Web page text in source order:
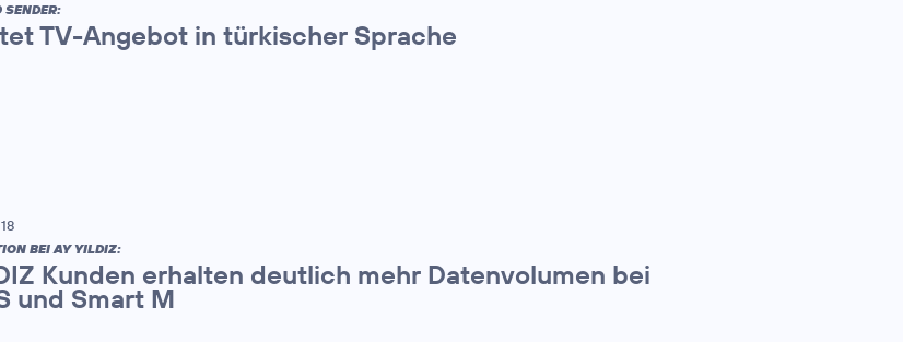
TV-Angebot in türkischer Sprache
BEI AY YILDIZ:
Kunden erhalten deutlich mehr Datenvolumen bei
und Smart M